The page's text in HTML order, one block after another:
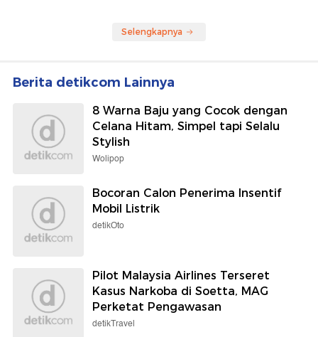
Selengkapnya
Berita detikcom Lainnya
8 Warna Baju yang Cocok dengan
Celana Hitam, Simpel tapi Selalu
Stylish
Wolipop
Bocoran Calon Penerima Insentif
Mobil Listrik
detikOto
Pilot Malaysia Airlines Terseret
Kasus Narkoba di Soetta, MAG
Perketat Pengawasan
detikTravel